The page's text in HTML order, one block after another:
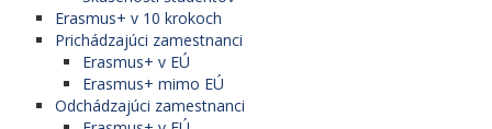
Erasmus+ v 10 krokoch
Prichádzajúci zamestnanci
Erasmus+ v EÚ
Erasmus+ mimo EÚ
Odchádzajúci zamestnanci